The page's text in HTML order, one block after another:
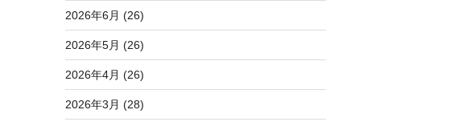
2026年6月 (26)
2026年5月 (26)
2026年4月 (26)
2026年3月 (28)